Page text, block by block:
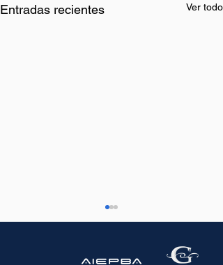
Entradas recientes Ver todo